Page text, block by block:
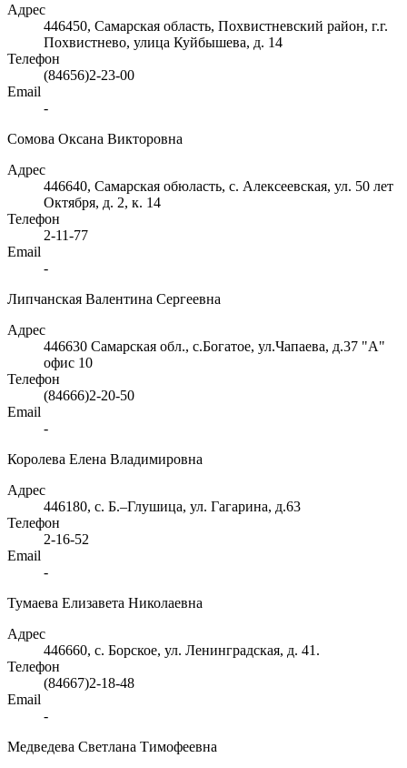
Адрес
446450, Самарская область, Похвистневский район, г.г.
Похвистнево, улица Куйбышева, д. 14
Телефон
(84656)2-23-00
Email
-
Сомова Оксана Викторовна
Адрес
446640, Самарская обюласть, с. Алексеевская, ул. 50 лет
Октября, д. 2, к. 14
Телефон
2-11-77
Email
-
Липчанская Валентина Сергеевна
Адрес
446630 Самарская обл., с.Богатое, ул.Чапаева, д.37 "А"
офис 10
Телефон
(84666)2-20-50
Email
-
Королева Елена Владимировна
Адрес
446180, с. Б.–Глушица, ул. Гагарина, д.63
Телефон
2-16-52
Email
-
Тумаева Елизавета Николаевна
Адрес
446660, с. Борское, ул. Ленинградская, д. 41.
Телефон
(84667)2-18-48
Email
-
Медведева Светлана Тимофеевна